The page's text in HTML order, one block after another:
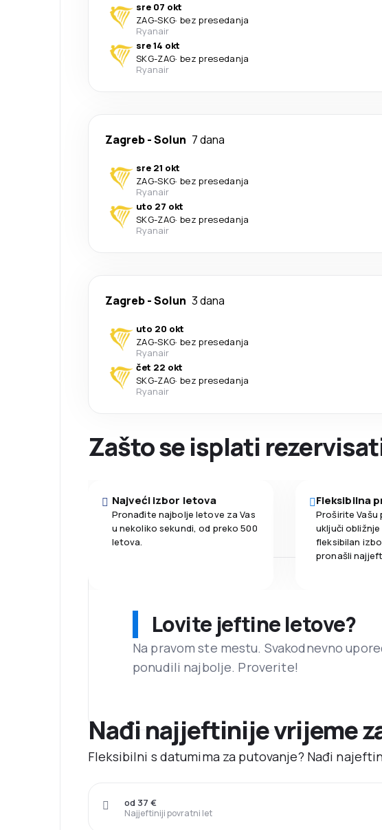
sre 07 okt
ZAG-SKG· bez presedanja
Ryanair
sre 14 okt
SKG-ZAG· bez presedanja
Ryanair
Zagreb-Solun 7 dana
sre 21 okt
ZAG-SKG· bez presedanja
Ryanair
uto 27 okt
SKG-ZAG· bez presedanja
Ryanair
Zagreb-Solun 3 dana
uto 20 okt
ZAG-SKG· bez presedanja
Ryanair
čet 22 okt
SKG-ZAG· bez presedanja
Ryanair
Zašto se isplati
Najveći izbor letova
Pronađite najbolje letove za Vas
u nekoliko sekundi, od preko 500
letova.
Fleksibilna
Proširite
uključi
fleksibilan
pronašli
Lovite jeftine letove?
Na pravom ste mestu. Svakodnevno
ponudili najbolje. Proverite!
Nađi najjeftinije vrijeme
Fleksibilni s datumima za putovanje? Nađi
Najjeftiniji povratni let
od 37 €